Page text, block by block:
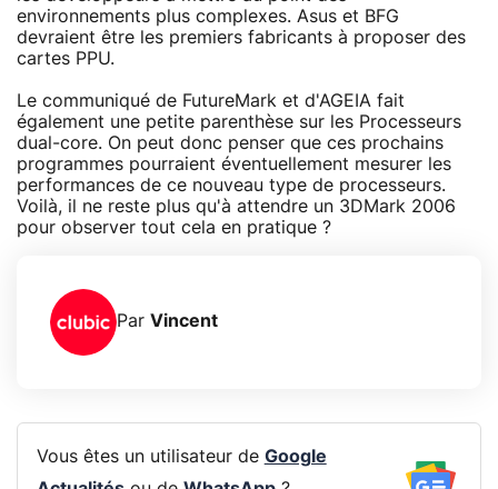
environnements plus complexes. Asus et BFG
devraient être les premiers fabricants à proposer des
cartes PPU.
Le communiqué de FutureMark et d'AGEIA fait
également une petite parenthèse sur les Processeurs
dual-core. On peut donc penser que ces prochains
programmes pourraient éventuellement mesurer les
performances de ce nouveau type de processeurs.
Voilà, il ne reste plus qu'à attendre un 3DMark 2006
pour observer tout cela en pratique ?
Par Vincent
Vous êtes un utilisateur de Google